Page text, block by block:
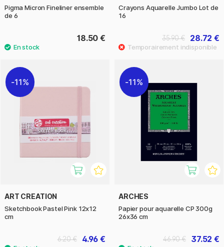
Pigma Micron Fineliner ensemble
de 6
18.50 €
Crayons Aquarelle Jumbo Lot de
16
28.72 €
35.90 €
11%
ART CREATION
Sketchbook Pastel Pink 12x12
cm
4.96 €
6.20 €
11%
ARCHES
Papier pour aquarelle CP 300g
26x36 cm
37.52 €
46.90 €